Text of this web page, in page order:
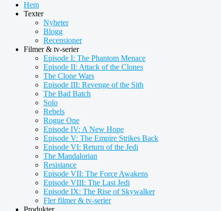
Hem
Texter
Nyheter
Blogg
Recensioner
Filmer & tv-serier
Episode I: The Phantom Menace
Episode II: Attack of the Clones
The Clone Wars
Episode III: Revenge of the Sith
The Bad Batch
Solo
Rebels
Rogue One
Episode IV: A New Hope
Episode V: The Empire Strikes Back
Episode VI: Return of the Jedi
The Mandalorian
Resistance
Episode VII: The Force Awakens
Episode VIII: The Last Jedi
Episode IX: The Rise of Skywalker
Fler filmer & tv-serier
Produkter